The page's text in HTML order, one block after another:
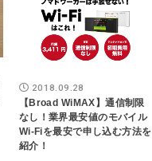
2018.09.28
【Broad WiMAX】通信制限
なし！業界最安値のモバイル
Wi-Fiを最安で申し込む方法を
紹介！